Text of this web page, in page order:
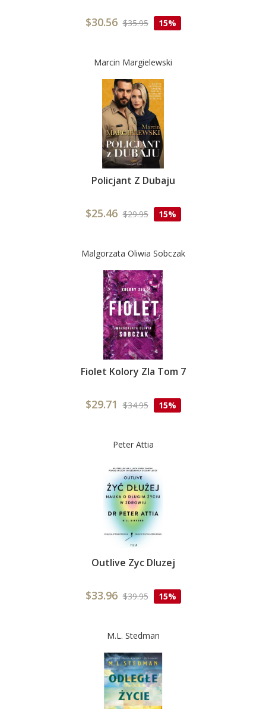
$30.56 $35.95 15%
Marcin Margielewski
Policjant Z Dubaju
$25.46 $29.95 15%
Malgorzata Oliwia Sobczak
Fiolet Kolory Zla Tom 7
$29.71 $34.95 15%
Peter Attia
Outlive Zyc Dluzej
$33.96 $39.95 15%
M.L. Stedman